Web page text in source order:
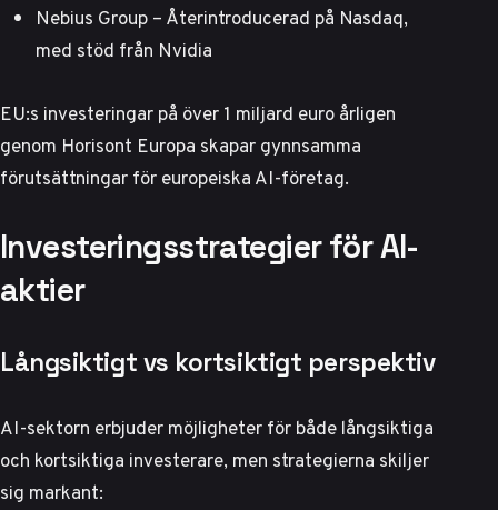
Nebius Group – Återintroducerad på Nasdaq,
med stöd från Nvidia
EU:s investeringar på över 1 miljard euro årligen
genom Horisont Europa skapar gynnsamma
förutsättningar för europeiska AI-företag.
Investeringsstrategier för AI-
aktier
Långsiktigt vs kortsiktigt perspektiv
AI-sektorn erbjuder möjligheter för både långsiktiga
och kortsiktiga investerare, men strategierna skiljer
sig markant: